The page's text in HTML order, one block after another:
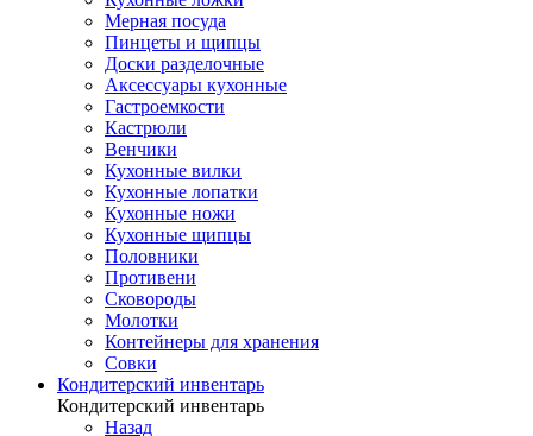
Мерная посуда
Пинцеты и щипцы
Доски разделочные
Аксессуары кухонные
Гастроемкости
Кастрюли
Венчики
Кухонные вилки
Кухонные лопатки
Кухонные ножи
Кухонные щипцы
Половники
Противени
Сковороды
Молотки
Контейнеры для хранения
Совки
Кондитерский инвентарь
Кондитерский инвентарь
Назад